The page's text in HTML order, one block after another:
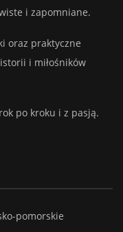
i zapomniane.
oraz praktyczne
i miłośników
po kroku i z pasją.
pomorskie